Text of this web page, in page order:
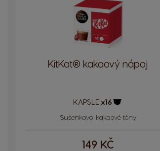
KitKat® kakaový nápoj
KAPSLE:x16
Sušenkovo-kakaové tóny
149 KČ